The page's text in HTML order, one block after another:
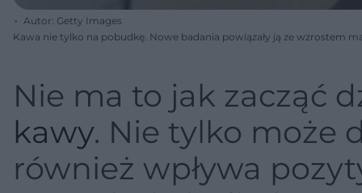
Autor: Getty Images
Kawa nie tylko na pobudkę. Nowe badania powiązały ją ze wzrostem
Nie ma to jak zacząć
kawy. Nie tylko może
również wpływa